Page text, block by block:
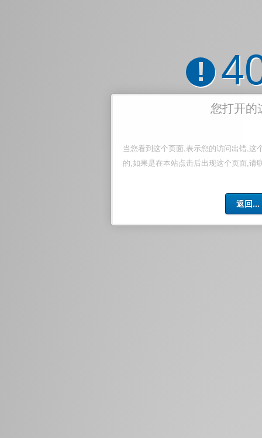
!
您打开的
当您看到这个页面,表示您的访问出错,这
的,如果是在本站点击后出现这个页面,请
返回...